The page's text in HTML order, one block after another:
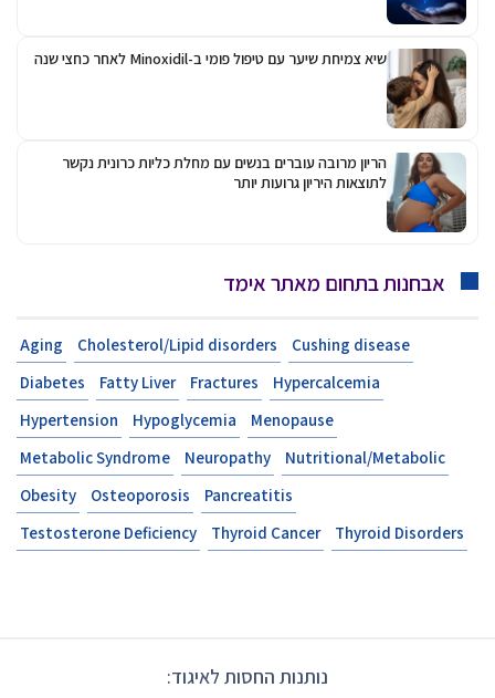
שיא צמיחת שיער עם טיפול פומי ב-Minoxidil לאחר כחצי שנה
הריון מרובה עוברים בנשים עם מחלת כליות כרונית נקשר
לתוצאות היריון גרועות יותר
אבחנות בתחום מאתר אימד
Aging Cholesterol/Lipid disorders
Cushing disease
Diabetes
Fatty Liver Fractures
Hypercalcemia
Hypertension
Hypoglycemia
Menopause
Metabolic Syndrome
Neuropathy
Nutritional/Metabolic
Obesity
Osteoporosis
Pancreatitis
Testosterone Deficiency
Thyroid Cancer Thyroid Disorders
נותנות החסות לאיגוד: